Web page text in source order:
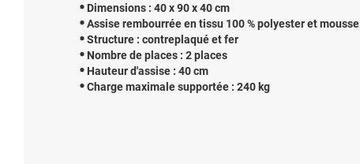
Dimensions : 40 x 90 x 40 cm
Assise rembourrée en tissu 100 % polyester et mousse
Structure : contreplaqué et fer
Nombre de places : 2 places
Hauteur d'assise : 40 cm
Charge maximale supportée : 240 kg